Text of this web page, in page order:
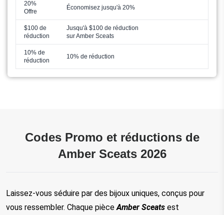
20%
Offre
Économisez jusqu'à 20%
$100 de
réduction
Jusqu'à $100 de réduction
sur Amber Sceats
10% de
réduction
10% de réduction
Codes Promo et réductions de
Amber Sceats 2026
Laissez-vous séduire par des bijoux uniques, conçus pour
vous ressembler. Chaque pièce Amber Sceats est